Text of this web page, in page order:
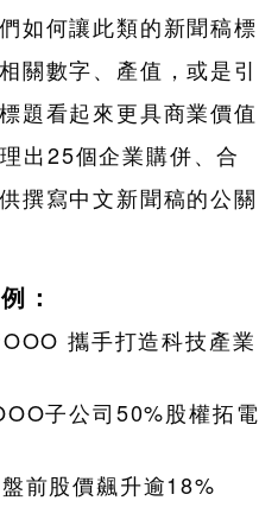
如何讓此類的新聞稿標
關數字、產值，或是引
題看起來更具商業價值
出25個企業購併、合
撰寫中文新聞稿的公關
：
攜手打造科技產業
子公司50%股權拓電
前股價飆升逾18%